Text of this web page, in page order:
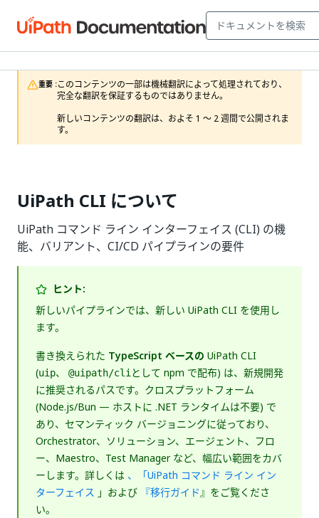
重要 :このコンテンツの一部は機械翻訳によって処理されており、
完全な翻訳を保証するものではありません。
新しいコンテンツの翻訳は、およそ 1 ～ 2 週間で公開されま
す。
UiPath CLI について
UiPath コマンド ライン インターフェイス (CLI) の機
能、バリアント、CI/CD パイプラインの要件
ヒント:
新しいパイプラインでは、新しい UiPath CLI を使用し
ます。
書き換えられた TypeScript ベースの UiPath CLI
(uip、 @uipath/cli として npm で配布) は、新規開発
に推奨されるパスです。クロスプラットフォーム
(Node.js/Bun — ホストに .NET ランタイムは不要) で
あり、セマンティック バージョニングに従っており、
Orchestrator、ソリューション、エージェント、フロ
ー、Maestro、Test Manager など、幅広い範囲をカバ
ーします。詳しくは 、「UiPath コマンド ライン イン
ターフェイス 」および 『移行ガイド』をご覧くださ
い。